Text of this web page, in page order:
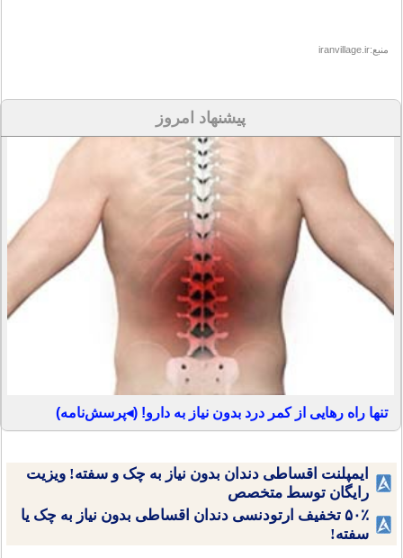
منبع:iranvillage.ir
پیشنهاد امروز
تنها راه رهایی از کمر درد بدون نیاز به دارو! (◂پرسش‌نامه)
ایمپلنت اقساطی دندان بدون نیاز به چک و سفته! ویزیت
رایگان توسط متخصص
۵۰٪ تخفیف ارتودنسی دندان اقساطی بدون نیاز به چک یا
سفته!